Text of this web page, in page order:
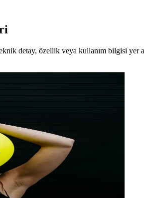
detay, özellik veya kullanım bilgisi